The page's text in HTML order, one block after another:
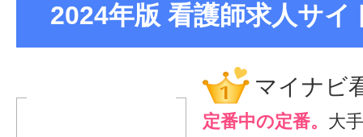
2024年版 看護師求人サイ
マイナビ
定番中の定番。 大